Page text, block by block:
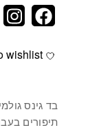
wishlist
בד גינס גולמי אקולוגי –
תיפורים